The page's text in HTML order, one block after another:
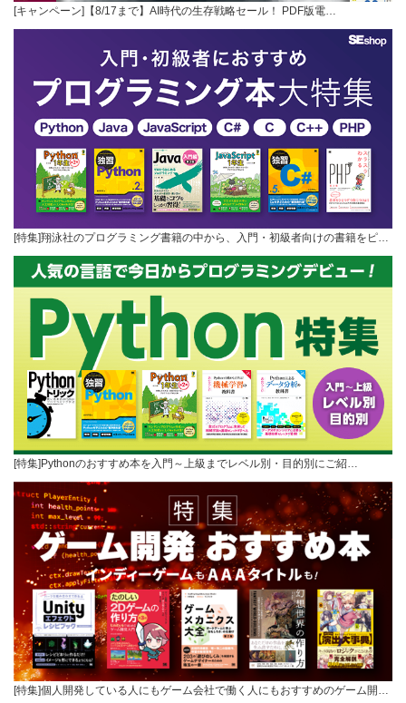
[キャンペーン]【8/17まで】AI時代の生存戦略セール！ PDF版電…
[特集]翔泳社のプログラミング書籍の中から、入門・初級者向けの書籍をピ…
[特集]Pythonのおすすめ本を入門～上級までレベル別・目的別にご紹…
[特集]個人開発している人にもゲーム会社で働く人にもおすすめのゲーム開…